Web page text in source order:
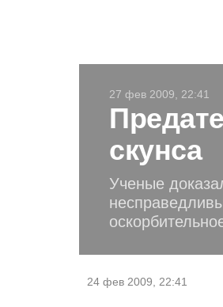
27 фев 2009, 22:41
скунса
Ученые
24 фев 2009, 22:41